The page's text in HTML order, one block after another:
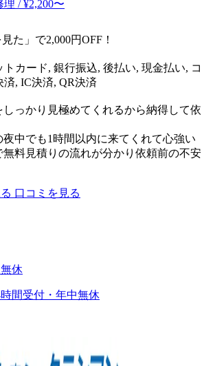
/ ¥2,200〜
見た」で2,000円OFF！
トカード, 銀行振込, 後払い, 現金払い, コ
済, IC決済, QR決済
しっかり見極めてくれるから納得して依
夜中でも1時間以内に来てくれて心強い
無料見積りの流れが分かり依頼前の不安
口コミを見る
休
時間受付・年中無休